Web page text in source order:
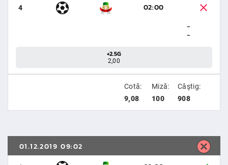
4
02:00
-
-
+2.5G
2,00
Cotă:
9,08
Miză:
100
Câştig:
908
01.12.2019 09:02